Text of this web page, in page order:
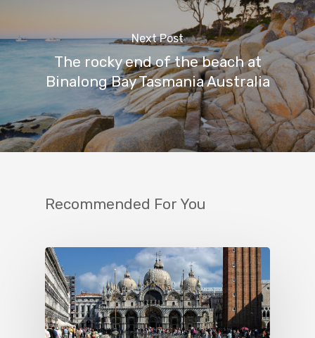
Next Post
The rocky end of the beach at
Binalong Bay Tasmania Australia
Recommended For You